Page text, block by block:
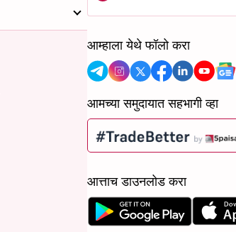
आम्हाला येथे फॉलो करा
आमच्या समुदायात सहभागी व्हा
आत्ताच डाउनलोड करा